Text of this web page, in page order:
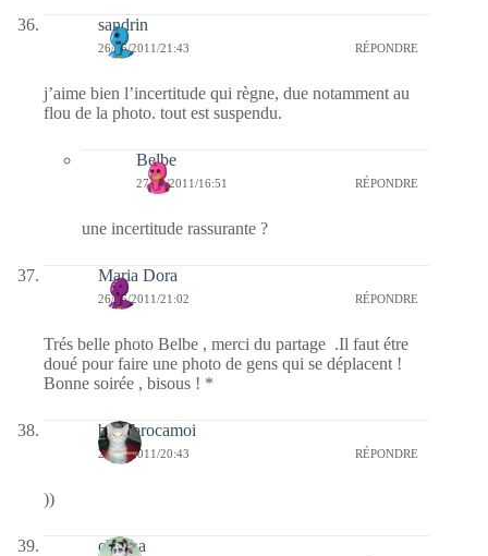
sandrin
26/06/2011/21:43 RÉPONDRE
j’aime bien l’incertitude qui règne, due notamment au
flou de la photo. tout est suspendu.
Belbe
27/06/2011/16:51 RÉPONDRE
une incertitude rassurante ?
Maria Dora
26/06/2011/21:02 RÉPONDRE
Trés belle photo Belbe , merci du partage .Il faut étre
doué pour faire une photo de gens qui se déplacent !
Bonne soirée , bisous ! *
bricabrocamoi
26/06/2011/20:43 RÉPONDRE
))
chacha